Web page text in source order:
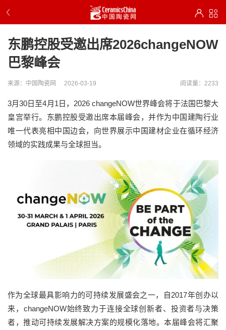
东鹏控股受邀出席2026changeNOW
巴黎峰会
来源：中国陶瓷网 2026-03-19 阅读量：2233
3月30日至4月1日，2026 changeNOW世界峰会将于法国巴黎大
皇宫举行。 东鹏控股受邀出席本届峰会，并作为中国建陶行业
唯一代表亮相中国边会， 向世界展示中国建材企业在循环经济
领域的实践成果与全球担当。
作为全球最具影响力的可持续发展盛会之一，自2017年创办以
来，changeNOW始终致力于连接全球创新者、投资者与决策
者，推动可持续发展解决方案的规模化落地。本届峰会将汇聚